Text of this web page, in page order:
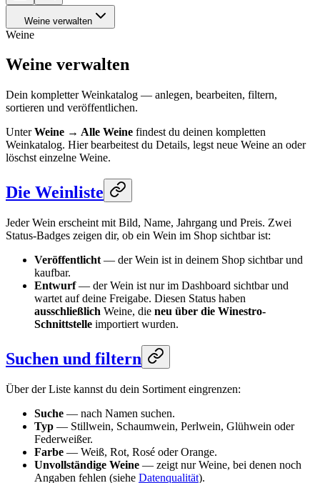
Weine verwalten
Weine
Weine verwalten
Dein kompletter Weinkatalog — anlegen, bearbeiten, filtern,
sortieren und veröffentlichen.
UnterWeine → Alle Weine findest du deinen kompletten
Weinkatalog. Hier bearbeitest du Details, legst neue Weine an oder
löschst einzelne Weine.
Die Weinliste
Jeder Wein erscheint mit Bild, Name, Jahrgang und Preis. Zwei
Status-Badges zeigen dir, ob ein Wein im Shop sichtbar ist:
Veröffentlicht — der Wein ist in deinem Shop sichtbar und
kaufbar.
Entwurf— der Wein ist nur im Dashboard sichtbar und
wartet auf deine Freigabe. Diesen Status haben
ausschließlich Weine, die neu über die Winestro-
Schnittstelle importiert wurden.
Suchen und filtern
Über der Liste kannst du dein Sortiment eingrenzen:
Suche — nach Namen suchen.
Typ — Stillwein, Schaumwein, Perlwein, Glühwein oder
Federweißer.
Farbe — Weiß, Rot, Rosé oder Orange.
Unvollständige Weine — zeigt nur Weine, bei denen noch
Angaben fehlen (siehe Datenqualität).